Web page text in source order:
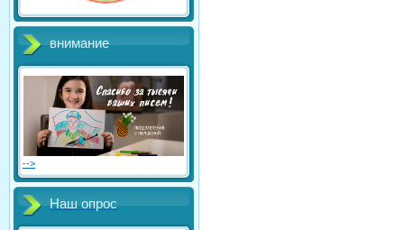
внимание
-->
Наш опрос